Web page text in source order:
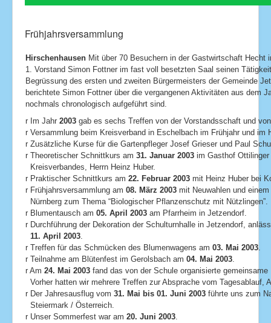
Frühjahrsversammlung
Hirschenhausen Mit über 70 Besuchern in der Gastwirtschaft Hecht
1. Vorstand Simon Fottner im fast voll besetzten Saal seinen
Begrüssung des ersten und zweiten Bürgermeisters der Gemeinde
berichtete Simon Fottner über die vergangenen Aktivitäten aus dem
nochmals chronologisch aufgeführt sind.
r Im Jahr 2003 gab es sechs Treffen von der Vorstandsschaft und
r Versammlung beim Kreisverband in Eschelbach im Frühjahr und im
r Zusätzliche Kurse für die Gartenpfleger Josef Grieser und Paul
r Theoretischer Schnittkurs am 31. Januar 2003 im Gasthof
Kreisverbandes, Herrn Heinz Huber.
r Praktischer Schnittkurs am 22. Februar 2003 mit Heinz Huber bei
r Frühjahrsversammlung am 08. März 2003 mit Neuwahlen und
Nürnberg zum Thema “Biologischer Pflanzenschutz mit Nützlingen”.
r Blumentausch am 05. April 2003 am Pfarrheim in Jetzendorf.
r Durchführung der Dekoration der Schulturnhalle in Jetzendorf,
11. April 2003.
r Treffen für das Schmücken des Blumenwagens am 03. Mai 2003.
r Teilnahme am Blütenfest im Gerolsbach am 04. Mai 2003.
r Am 24. Mai 2003 fand das von der Schule organisierte gemeinsame
Vorher hatten wir mehrere Treffen zur Absprache vom Tagesablauf,
r Der Jahresausflug vom 31. Mai bis 01. Juni 2003 führte uns zum
Steiermark / Österreich.
r Unser Sommerfest war am 20. Juni 2003.